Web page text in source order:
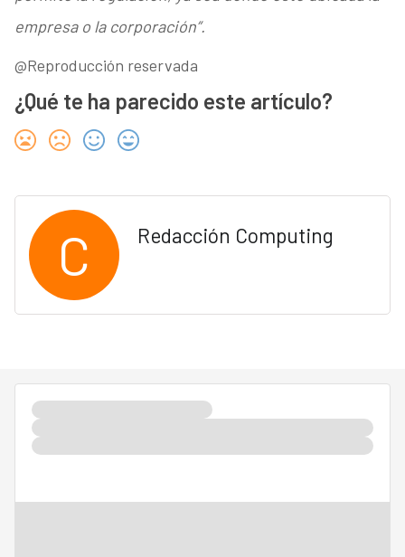
empresa o la corporación”.
@Reproducción reservada
¿Qué te ha parecido este artículo?
C Redacción Computing